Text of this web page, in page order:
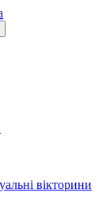
вікторини